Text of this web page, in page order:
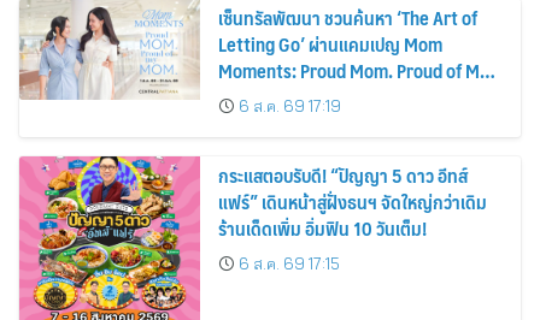
เซ็นทรัลพัฒนา ชวนค้นหา ‘The Art of
Letting Go’ ผ่านแคมเปญ Mom
Moments: Proud Mom. Proud of My
Mom.6 ส.ค. 69 17:19
กระแสตอบรับดี! “ปัญญา 5 ดาว อีทส์
แฟร์” เดินหน้าสู่ฝั่งธนฯ จัดใหญ่กว่าเดิม
ร้านเด็ดเพิ่ม อิ่มฟิน 10 วันเต็ม!
6 ส.ค. 69 17:15